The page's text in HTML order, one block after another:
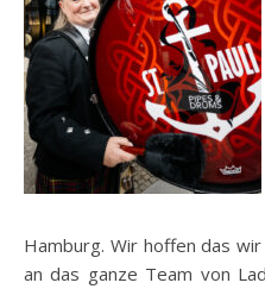
Hamburg. Wir hoffen das
an das ganze Team von